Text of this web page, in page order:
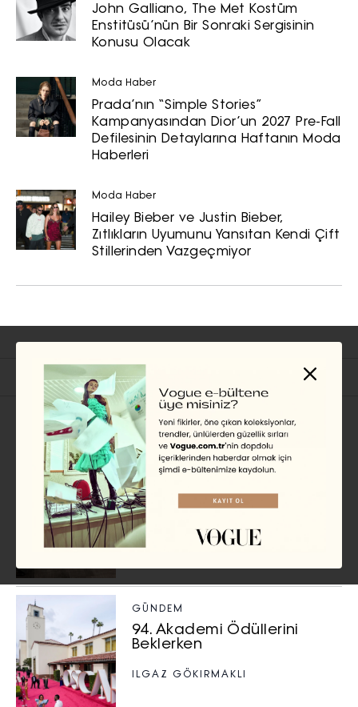
A.Ş. tarafından
https://vogue.com.tr/
internet sitesi
üzerinden sunulan ürün ve
hizmetlere ilişkin reklam, tanıtım,
pazarlama ve kutlama/ temenni
elektronik ileti gönderiminin e-posta
yoluyla tarafıma yapılmasına onay
ve bu kapsamda/ amaçla ad/
soyad ve e-posta adresi verilerimin
John Galliano, The Met Kostüm
Enstitüsü’nün Bir Sonraki Sergisinin
Konusu Olacak
Moda Haber
Prada’nın “Simple Stories”
Kampanyasından Dior’un 2027 Pre-Fall
Defilesinin Detaylarına Haftanın Moda
Haberleri
Moda Haber
Hailey Bieber ve Justin Bieber,
Zıtlıkların Uyumunu Yansıtan Kendi Çift
Stillerinden Vazgeçmiyor
İlgili Başlıklar
METROPOL
2022 Critics' Choice
Ödülleri: Tüm Kazananlar
DILRUBA KARAKÖSE
GÜNDEM
94. Akademi Ödüllerini
Beklerken
ILGAZ GÖKIRMAKLI